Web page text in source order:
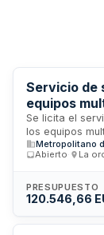
Servicio de
equipos
Tenerife
Se licita el
los equipos
escaneado
sus
mantenimiento
equipos de
Metropolitano
Abierto
La
PRESUPUESTO
120.546,66